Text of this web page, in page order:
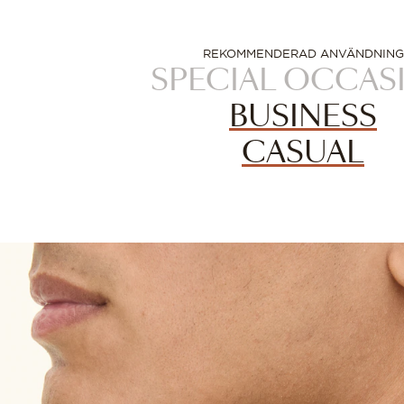
REKOMMENDERAD ANVÄNDNING
SPECIAL
BUSINESS
CASUAL